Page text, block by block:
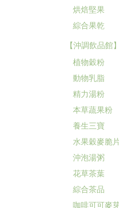
烘焙堅果
綜合果乾
【沖調飲品館】
植物穀粉
動物乳脂
精力湯粉
本草蔬果粉
養生三寶
水果穀麥脆
沖泡湯粥
花草茶葉
綜合茶品
咖啡可可麥